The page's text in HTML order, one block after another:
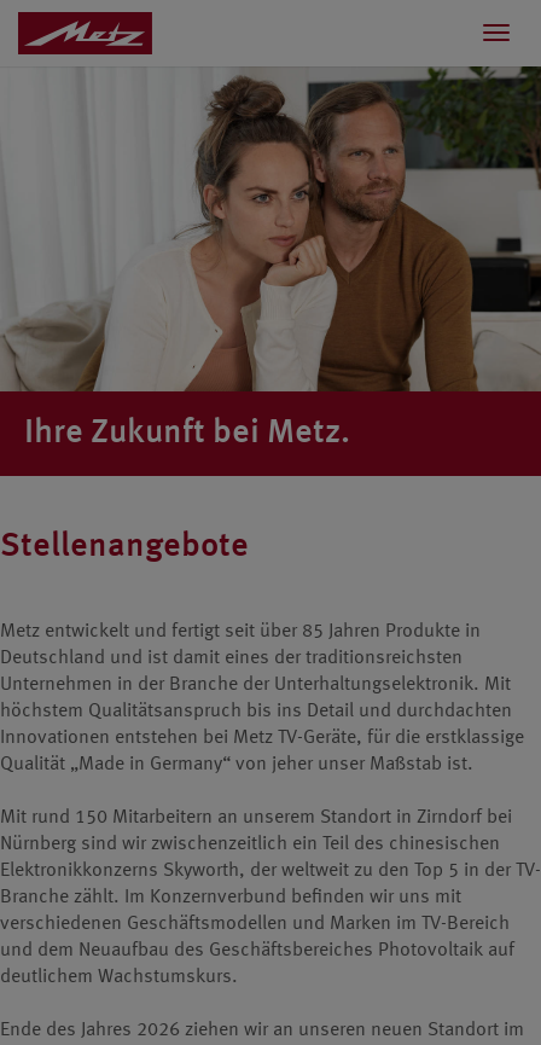
Ihre Zukunft bei Metz.
Stellenangebote
Metz entwickelt und fertigt seit über 85 Jahren Produkte in
Deutschland und ist damit eines der traditionsreichsten
Unternehmen in der Branche der Unterhaltungselektronik. Mit
höchstem Qualitätsanspruch bis ins Detail und durchdachten
Innovationen entstehen bei Metz TV-Geräte, für die erstklassige
Qualität „Made in Germany“ von jeher unser Maßstab ist.
Mit rund 150 Mitarbeitern an unserem Standort in Zirndorf bei
Nürnberg sind wir zwischenzeitlich ein Teil des chinesischen
Elektronikkonzerns Skyworth, der weltweit zu den Top 5 in der TV-
Branche zählt. Im Konzernverbund befinden wir uns mit
verschiedenen Geschäftsmodellen und Marken im TV-Bereich
und dem Neuaufbau des Geschäftsbereiches Photovoltaik auf
deutlichem Wachstumskurs.
Ende des Jahres 2026 ziehen wir an unseren neuen Standort im